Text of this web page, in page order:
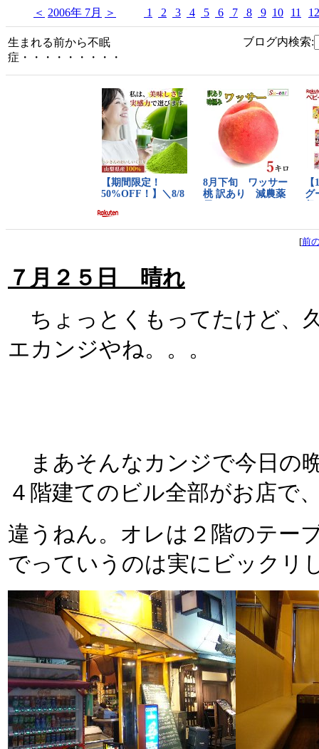
＜ 2006年 7月 ＞ 1 2 3 4 5 6 7 8 9 10 11 12
生まれる前から不眠
症・・・・・・・・・
ブログ内検索:
[前
７月２５日 晴れ
ちょっとくもってたけど、
エカンジやね。。。
まあそんなカンジで今日の
４階建てのビル全部がお店で
違うねん。オレは２階のテー
でっていうのは実にビックリ